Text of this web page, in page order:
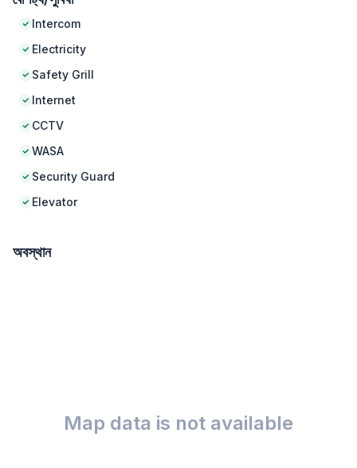
Intercom
Electricity
Safety Grill
Internet
CCTV
WASA
Security Guard
Elevator
অবস্থান
Map data is not available